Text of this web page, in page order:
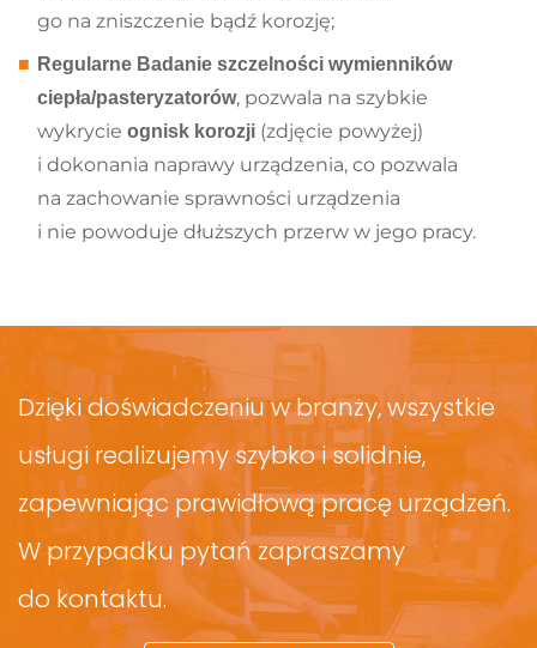
go na zniszczenie bądź korozję;
Regularne Badanie szczelności wymienników
ciepła/pasteryzatorów, pozwala na szybkie
wykrycie ognisk korozji (zdjęcie powyżej)
i dokonania naprawy urządzenia, co pozwala
na zachowanie sprawności urządzenia
i nie powoduje dłuższych przerw w jego pracy.
Dzięki doświadczeniu w branży, wszystkie
usługi realizujemy szybko i solidnie,
zapewniając prawidłową pracę urządzeń.
W przypadku pytań zapraszamy
do kontaktu.